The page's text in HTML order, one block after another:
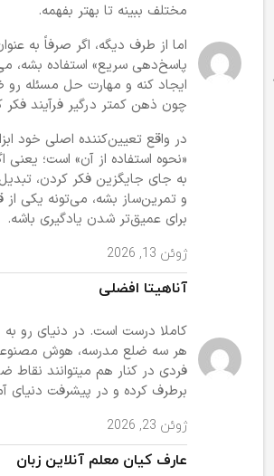
مختلف ببینه تا بهتر بفهمه.
اما از طرف دیگه، اگر صرفاً به
پاسخ‌دهی سریع» استفاده بشه،
ایجاد کنه و مهارت حل مسئله رو
چون ذهن کمتر درگیر فرآیند
در واقع تعیین‌کننده اصلی خود
«نحوه استفاده از آن» است؛
به جای جایگزین فکر کردن، تبدیل
و تمرین‌ساز بشه، می‌تونه یکی
برای عمیق‌تر شدن یادگیری باشه.
ژوئن 13, 2026
آناهیتا افضلی
کاملا درست است. در دنیای رو به
هر سه ضلع مدرسه، هوش
فردی در کنار هم میتوانند نقاط
برطرف کرده و در پیشرفت دنیای
ژوئن 23, 2026
عارف کیان معلم آنلاین زبان